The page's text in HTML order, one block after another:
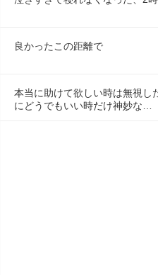
良かったこの距離で
本当に助けて欲しい時は無視し
にどうでもいい時だけ神妙な…